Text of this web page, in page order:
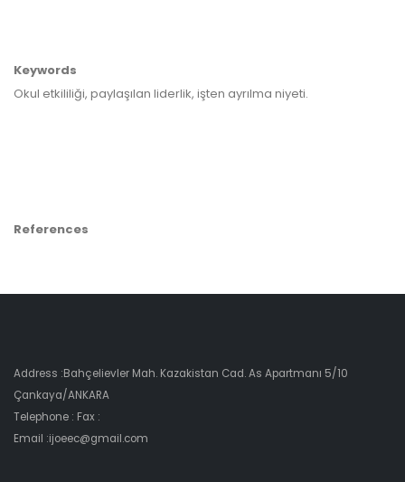
Keywords
Okul etkililiği, paylaşılan liderlik, işten ayrılma niyeti.
References
Address :Bahçelievler Mah. Kazakistan Cad. As Apartmanı 5/10
Çankaya/ANKARA
Telephone : Fax :
Email :ijoeec@gmail.com